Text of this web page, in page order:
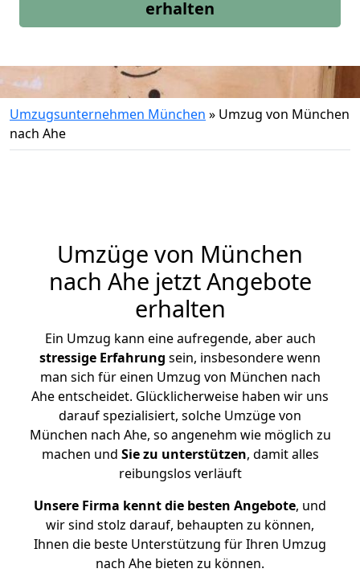
erhalten
Umzugsunternehmen München » Umzug von München
nach Ahe
Umzüge von München
nach Ahe jetzt Angebote
erhalten
Ein Umzug kann eine aufregende, aber auch
stressige Erfahrung sein, insbesondere wenn
man sich für einen Umzug von München nach
Ahe entscheidet. Glücklicherweise haben wir uns
darauf spezialisiert, solche Umzüge von
München nach Ahe, so angenehm wie möglich zu
machen und Sie zu unterstützen, damit alles
reibungslos verläuft
Unsere Firma kennt die besten Angebote, und
wir sind stolz darauf, behaupten zu können,
Ihnen die beste Unterstützung für Ihren Umzug
nach Ahe bieten zu können.